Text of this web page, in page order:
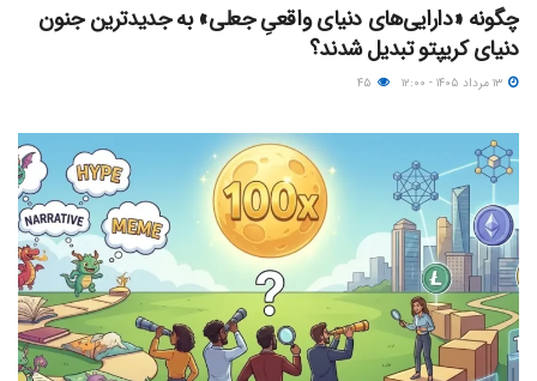
چگونه «دارایی‌های دنیای واقعیِ جعلی» به جدیدترین جنون
دنیای کریپتو تبدیل شدند؟